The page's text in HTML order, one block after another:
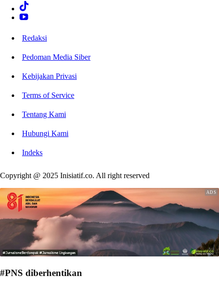
Redaksi
Pedoman Media Siber
Kebijakan Privasi
Terms of Service
Tentang Kami
Hubungi Kami
Indeks
Copyright @ 2025 Inisiatif.co. All right reserved
#PNS diberhentikan